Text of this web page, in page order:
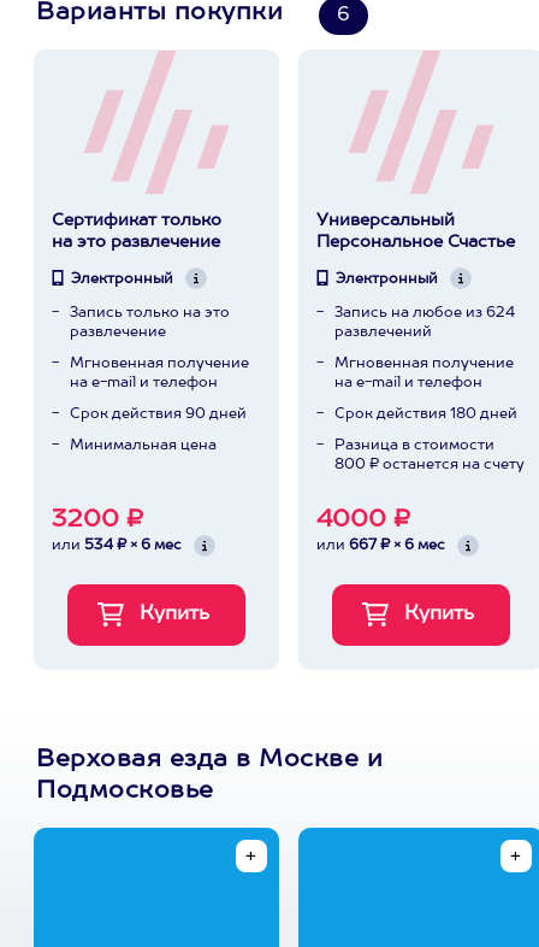
Варианты покупки 6
Сертификат только
на это развлечение
Электронный
Запись только на это
развлечение
Мгновенная получение
на e-mail и телефон
Срок действия 90 дней
Минимальная цена
3200 ₽
или 534 ₽ × 6 мес
Универсальный
Персональное Счастье
Электронный
Запись на любое из 624
развлечений
Мгновенная получение
на e-mail и телефон
Срок действия 180 дней
Разница в стоимости
800 ₽ останется на счету
4000 ₽
или 667 ₽ × 6 мес
Верховая езда в Москве и
Подмосковье